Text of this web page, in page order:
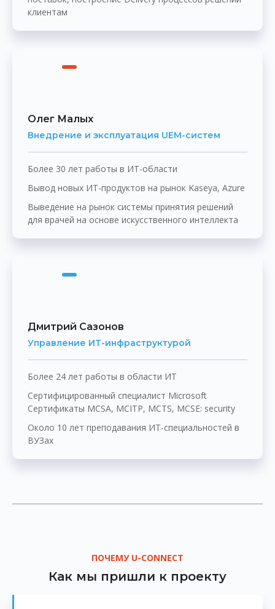
клиентам
Олег Малых
Внедрение и эксплуатация UEM-систем
Более 30 лет работы в ИТ-области
Вывод новых ИТ-продуктов на рынок Kaseya, Azure
Выведение на рынок системы принятия решений
для врачей на основе искусственного интеллекта
Дмитрий Сазонов
Управление ИТ-инфраструктурой
Более 24 лет работы в области ИТ
Сертифицированный специалист Microsoft
Сертификаты MCSA, MCITP, MCTS, MCSE: security
Около 10 лет преподавания ИТ-специальностей в
ВУЗах
ПОЧЕМУ U-CONNECT
Как мы пришли к проекту